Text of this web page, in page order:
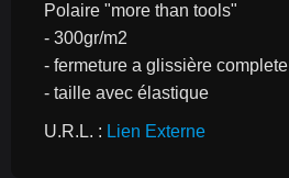
Polaire "more than tools"
- 300gr/m2
- fermeture a glissière complete
- taille avec élastique
U.R.L. : Lien Externe